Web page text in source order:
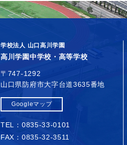
学校法人 山口高川学園
高川学園中学校・高等学校
〒747-1292
山口県防府市大字台道3635番地
Googleマップ
TEL：0835-33-0101
FAX：0835-32-3511